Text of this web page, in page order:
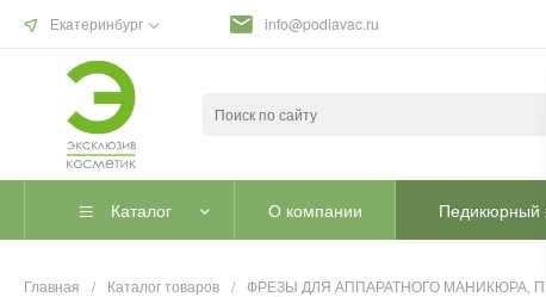
Екатеринбург info@podiavac.ru
Каталог О компании Педикюрный
Главная / Каталог товаров / ФРЕЗЫ ДЛЯ АППАРАТНОГО МАНИКЮРА,